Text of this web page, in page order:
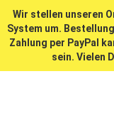
Wir stellen unseren
System um.
Zahlung per PayPal
sein. Vielen